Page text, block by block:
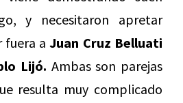
y necesitaron apretar
fuera aJuan Cruz Belluati
Lijó. Ambas son parejas
resulta muy complicado